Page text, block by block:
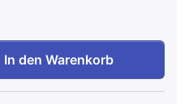
Gartentisch 110x70cm mit 4
In den Warenkorb